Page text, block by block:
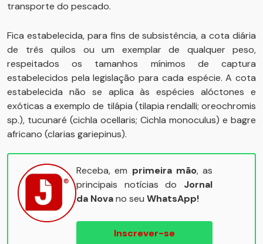
transporte do pescado.
Fica estabelecida, para fins de subsistência, a cota diária
de três quilos ou um exemplar de qualquer peso,
respeitados os tamanhos mínimos de captura
estabelecidos pela legislação para cada espécie. A cota
estabelecida não se aplica às espécies alóctones e
exóticas a exemplo de tilápia (tilapia rendalli; oreochromis
sp.), tucunaré (cichla ocellaris; Cichla monoculus) e bagre
africano (clarias gariepinus).
Receba, em primeira mão, as
principais notícias do Jornal
da Novano seu WhatsApp!
Inscrever-se